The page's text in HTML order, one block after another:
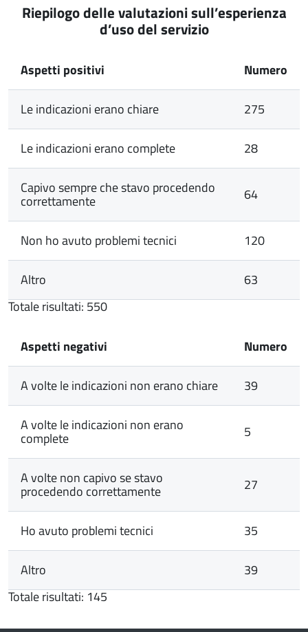
Riepilogo delle valutazioni sull’esperienza
d’uso del servizio
Aspetti positivi Numero
Le indicazioni erano chiare 275
Le indicazioni erano complete 28
Capivo sempre che stavo procedendo
correttamente 64
Non ho avuto problemi tecnici 120
Altro
63
Totale risultati: 550
Aspetti negativi Numero
A volte le indicazioni non erano chiare 39
A volte le indicazioni non erano
complete 5
A volte non capivo se stavo
procedendo correttamente 27
Ho avuto problemi tecnici 35
Altro
39
Totale risultati: 145